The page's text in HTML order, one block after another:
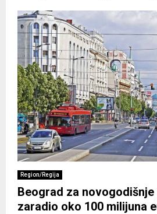
Region/Regija
Beograd za
zaradio oko 100 milijuna